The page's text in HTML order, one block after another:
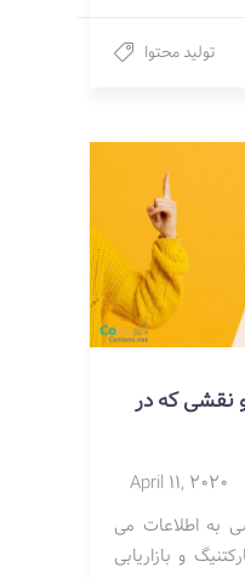
تولید محتوا
نقشی که در
April 11, 2020
به اطلاعات می
و بازاریابی